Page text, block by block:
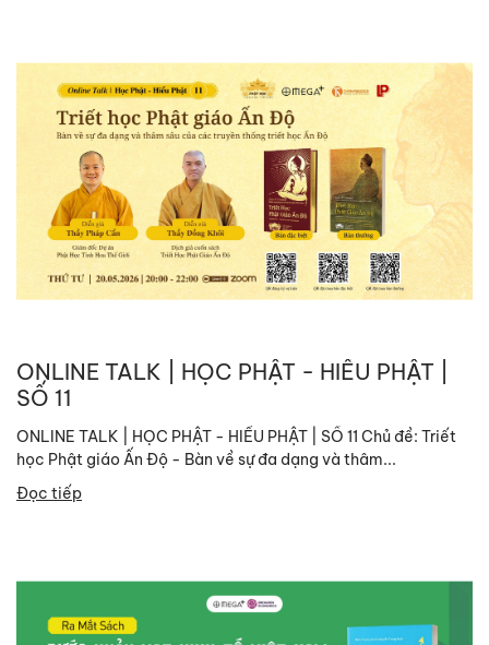
ONLINE TALK | HỌC PHẬT - HIỂU PHẬT |
SỐ 11
ONLINE TALK | HỌC PHẬT - HIỂU PHẬT | SỐ 11 Chủ đề: Triết
học Phật giáo Ấn Độ - Bàn về sự đa dạng và thâm...
Đọc tiếp